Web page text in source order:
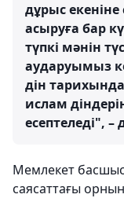
дұрыс
асыруға бар
түпкі мәнін
аударуымыз
дін
ислам
есептеледі", –
Мемлекет
саясаттағы